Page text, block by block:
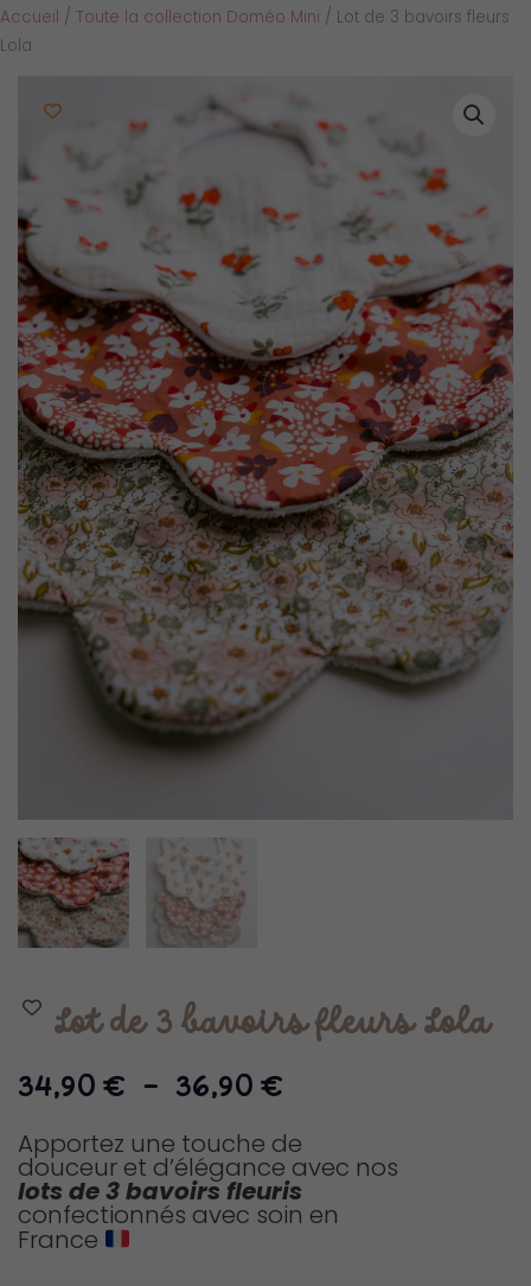
Accueil / Toute la collection Doméo Mini / Lot de 3 bavoirs fleurs
Lola
Lot de 3 bavoirs fleurs Lola
34,90 € – 36,90 €Plage
prix :
34,90 €
à
36,90 €
Apportez une touche de
douceur et d’élégance avec nos
lots de 3 bavoirs fleuris
confectionnés avec soin en
France